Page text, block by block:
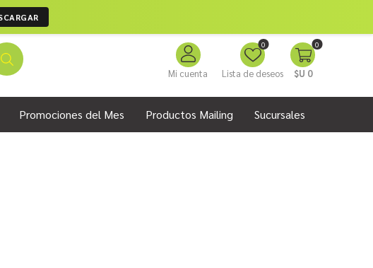
Mi cuenta Lista de deseos
0 0
$U 0
Promociones del Mes Productos Mailing Sucursales